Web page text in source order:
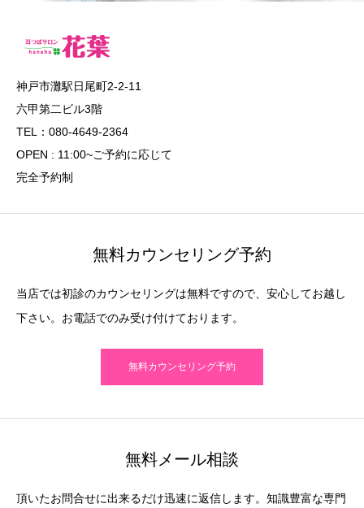
神戸市灘駅日尾町2-2-11
六甲第二ビル3階
TEL：080-4649-2364
OPEN : 11:00~ご予約に応じて
完全予約制
無料カウンセリング予約
当店では初診のカウンセリングは無料ですので、安心してお越し
下さい。お電話でのみ受け付けております。
無料カウンセリング予約
無料メール相談
頂いたお問合せに出来るだけ迅速に返信します。知識豊富な専門